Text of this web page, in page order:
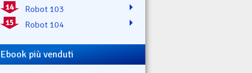
14 Robot 103
15 Robot 104
Ebook più venduti